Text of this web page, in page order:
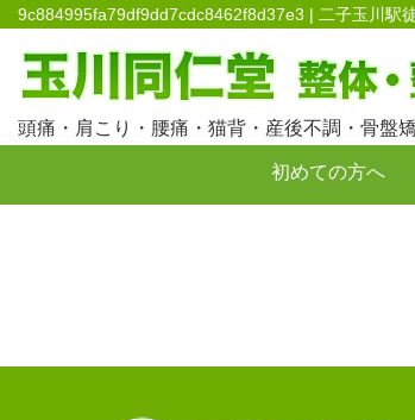
9c884995fa79df9dd7cdc8462f8d37e3 | 二子玉川駅
頭痛・肩こり・腰痛・猫背・産後不調・骨盤
初めての方へ